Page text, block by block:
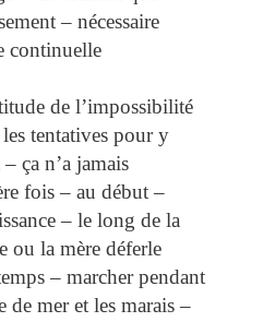
– nécessaire
continuelle
de l’impossibilité
tentatives pour y
ça n’a jamais
fois – au début –
– le long de la
ou la mère déferle
– marcher pendant
de mer et les marais –